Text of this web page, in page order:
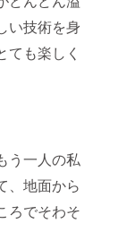
い技術を身
ても楽しく
う一人の私
、地面から
ろでそわそ